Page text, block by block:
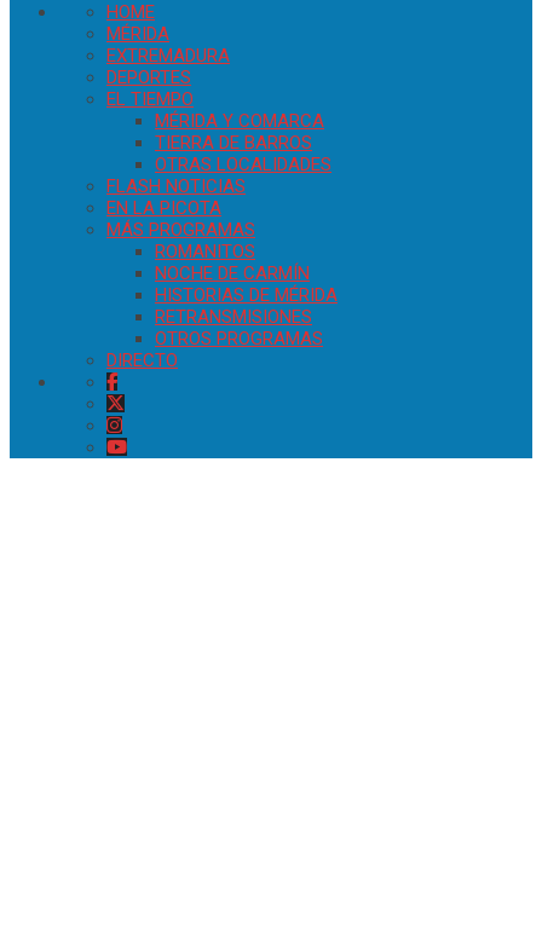
HOME
MÉRIDA
EXTREMADURA
DEPORTES
EL TIEMPO
MÉRIDA Y COMARCA
TIERRA DE BARROS
OTRAS LOCALIDADES
FLASH NOTICIAS
EN LA PICOTA
MÁS PROGRAMAS
ROMANITOS
NOCHE DE CARMÍN
HISTORIAS DE MÉRIDA
RETRANSMISIONES
OTROS PROGRAMAS
DIRECTO